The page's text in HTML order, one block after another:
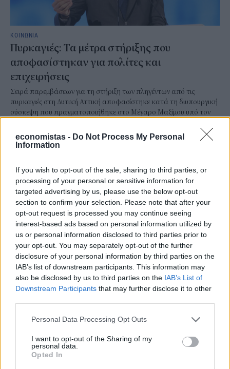
economistas - Do Not Process My Personal
Information
If you wish to opt-out of the sale, sharing to third parties, or
processing of your personal or sensitive information for
targeted advertising by us, please use the below opt-out
section to confirm your selection. Please note that after your
opt-out request is processed you may continue seeing
interest-based ads based on personal information utilized by
us or personal information disclosed to third parties prior to
your opt-out. You may separately opt-out of the further
disclosure of your personal information by third parties on the
IAB’s list of downstream participants. This information may
also be disclosed by us to third parties on the IAB’s List of
Downstream Participants that may further disclose it to other
Personal Data Processing Opt Outs
I want to opt-out of the Sharing of my
personal data.
Opted In
ΚΟΙΝΩΝΙΑ
Πυρκαγιές: Τα μέτρα στήριξης που
αποφασίστηκαν για πολίτες και
επιχειρήσεις
Σειρά παρεμβάσεων για τη στήριξη των πληγέντων από τις
πυρκαγιές στη Δυτική Αττική αποφασίστηκε κατά τη διυπουργική
σύσκεψη που πραγματοποιήθηκε στο Μέγαρο Μαξίμου υπό τον
NEWSROOM/05 Αυγ 2026
ΚΟΙΝΩΝΙΑ
Ελληνικός Ερυθρός Σταυρός: 10 βασικές
Ο Τομέας Υγείας του Ελληνικού Ερυθρού Σταυρού, με αίσθημα
ευθύνης απέναντι στους πυρόπληκτους, ενημερώνει για τα
απαραίτητα μέτρα προστασίας και καθαρισμού που πρέπει να
τηρούνται μετά από πυρκαγιά, ώστε να διασφαλιστεί η υγεία και η